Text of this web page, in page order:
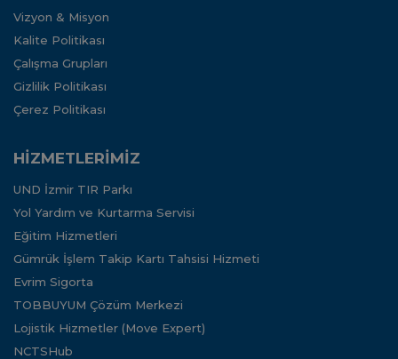
Vizyon & Misyon
Kalite Politikası
Çalışma Grupları
Gizlilik Politikası
Çerez Politikası
HİZMETLERİMİZ
UND İzmir TIR Parkı
Yol Yardım ve Kurtarma Servisi
Eğitim Hizmetleri
Gümrük İşlem Takip Kartı Tahsisi Hizmeti
Evrim Sigorta
TOBBUYUM Çözüm Merkezi
Lojistik Hizmetler (Move Expert)
NCTSHub